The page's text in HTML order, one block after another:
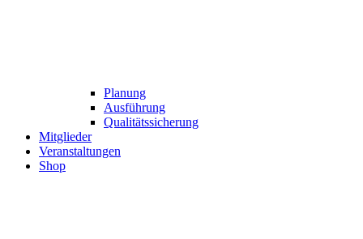
Planung
Ausführung
Qualitätssicherung
Mitglieder
Veranstaltungen
Shop